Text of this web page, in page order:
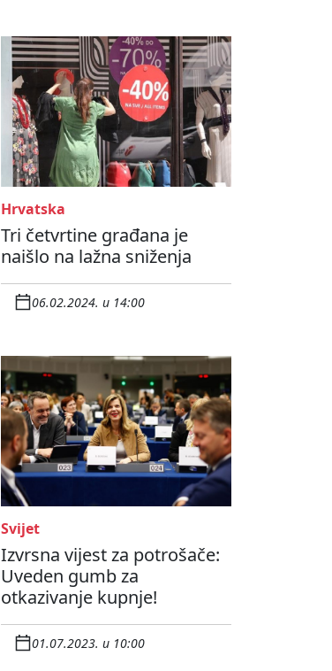
Hrvatska
Tri četvrtine građana je
naišlo na lažna sniženja
06.02.2024. u 14:00
Svijet
Izvrsna vijest za potrošače:
Uveden gumb za
otkazivanje kupnje!
01.07.2023. u 10:00